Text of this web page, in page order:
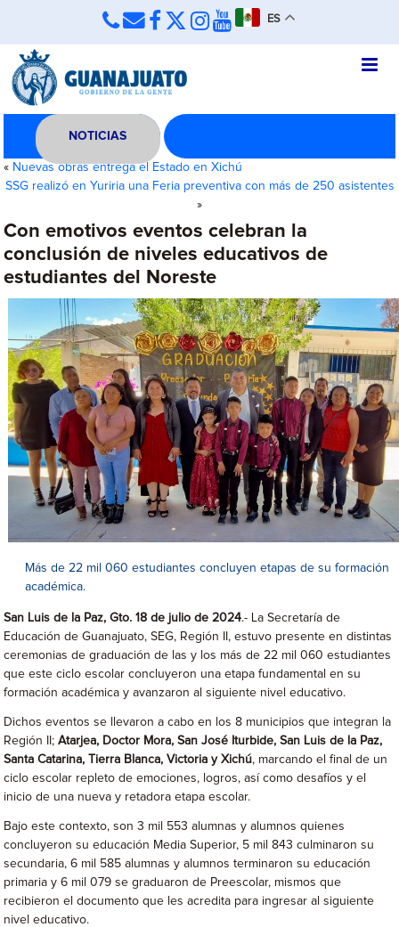
ES
NOTICIAS
« Nuevas obras entrega el Estado en Xichú
SSG realizó en Yuriria una Feria preventiva con más de 250 asistentes
»
Con emotivos eventos celebran la
conclusión de niveles educativos de
estudiantes del Noreste
Más de 22 mil 060 estudiantes concluyen etapas de su formación
académica.
San Luis de la Paz, Gto. 18 de julio de 2024.- La Secretaría de
Educación de Guanajuato, SEG, Región II, estuvo presente en distintas
ceremonias de graduación de las y los más de 22 mil 060 estudiantes
que este ciclo escolar concluyeron una etapa fundamental en su
formación académica y avanzaron al siguiente nivel educativo.
Dichos eventos se llevaron a cabo en los 8 municipios que integran la
Región II;Atarjea, Doctor Mora, San José Iturbide, San Luis de la Paz,
Santa Catarina, Tierra Blanca, Victoria y Xichú, marcando el final de un
ciclo escolar repleto de emociones, logros, así como desafíos y el
inicio de una nueva y retadora etapa escolar.
Bajo este contexto, son 3 mil 553 alumnas y alumnos quienes
concluyeron su educación Media Superior, 5 mil 843 culminaron su
secundaria, 6 mil 585 alumnas y alumnos terminaron su educación
primaria y 6 mil 079 se graduaron de Preescolar, mismos que
recibieron el documento que les acredita para ingresar al siguiente
nivel educativo.